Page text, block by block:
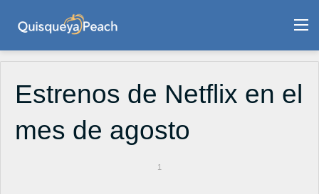
Estrenos de Netflix en el
mes de agosto
1